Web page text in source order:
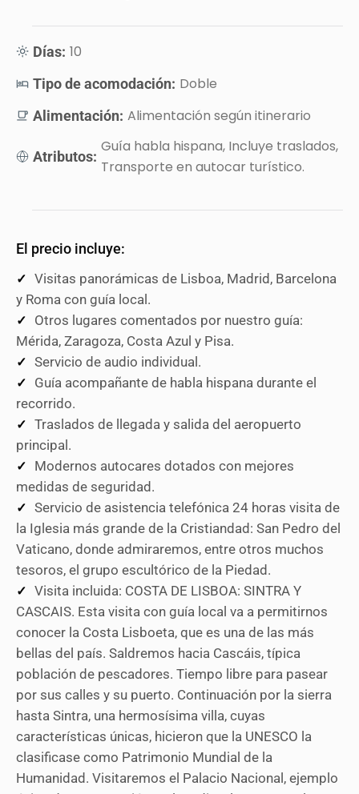
Días: 10
Tipo de acomodación: Doble
Alimentación: Alimentación según itinerario
Atributos:
Guía habla hispana, Incluye traslados,
Transporte en autocar turístico.
El precio incluye:
Visitas panorámicas de Lisboa, Madrid, Barcelona
y Roma con guía local.
Otros lugares comentados por nuestro guía:
Mérida, Zaragoza, Costa Azul y Pisa.
Servicio de audio individual.
Guía acompañante de habla hispana durante el
recorrido.
Traslados de llegada y salida del aeropuerto
principal.
Modernos autocares dotados con mejores
medidas de seguridad.
Servicio de asistencia telefónica 24 horas visita de
la Iglesia más grande de la Cristiandad: San Pedro del
Vaticano, donde admiraremos, entre otros muchos
tesoros, el grupo escultórico de la Piedad.
Visita incluida: COSTA DE LISBOA: SINTRA Y
CASCAIS. Esta visita con guía local va a permitirnos
conocer la Costa Lisboeta, que es una de las más
bellas del país. Saldremos hacia Cascáis, típica
población de pescadores. Tiempo libre para pasear
por sus calles y su puerto. Continuación por la sierra
hasta Sintra, una hermosísima villa, cuyas
características únicas, hicieron que la UNESCO la
clasificase como Patrimonio Mundial de la
Humanidad. Visitaremos el Palacio Nacional, ejemplo